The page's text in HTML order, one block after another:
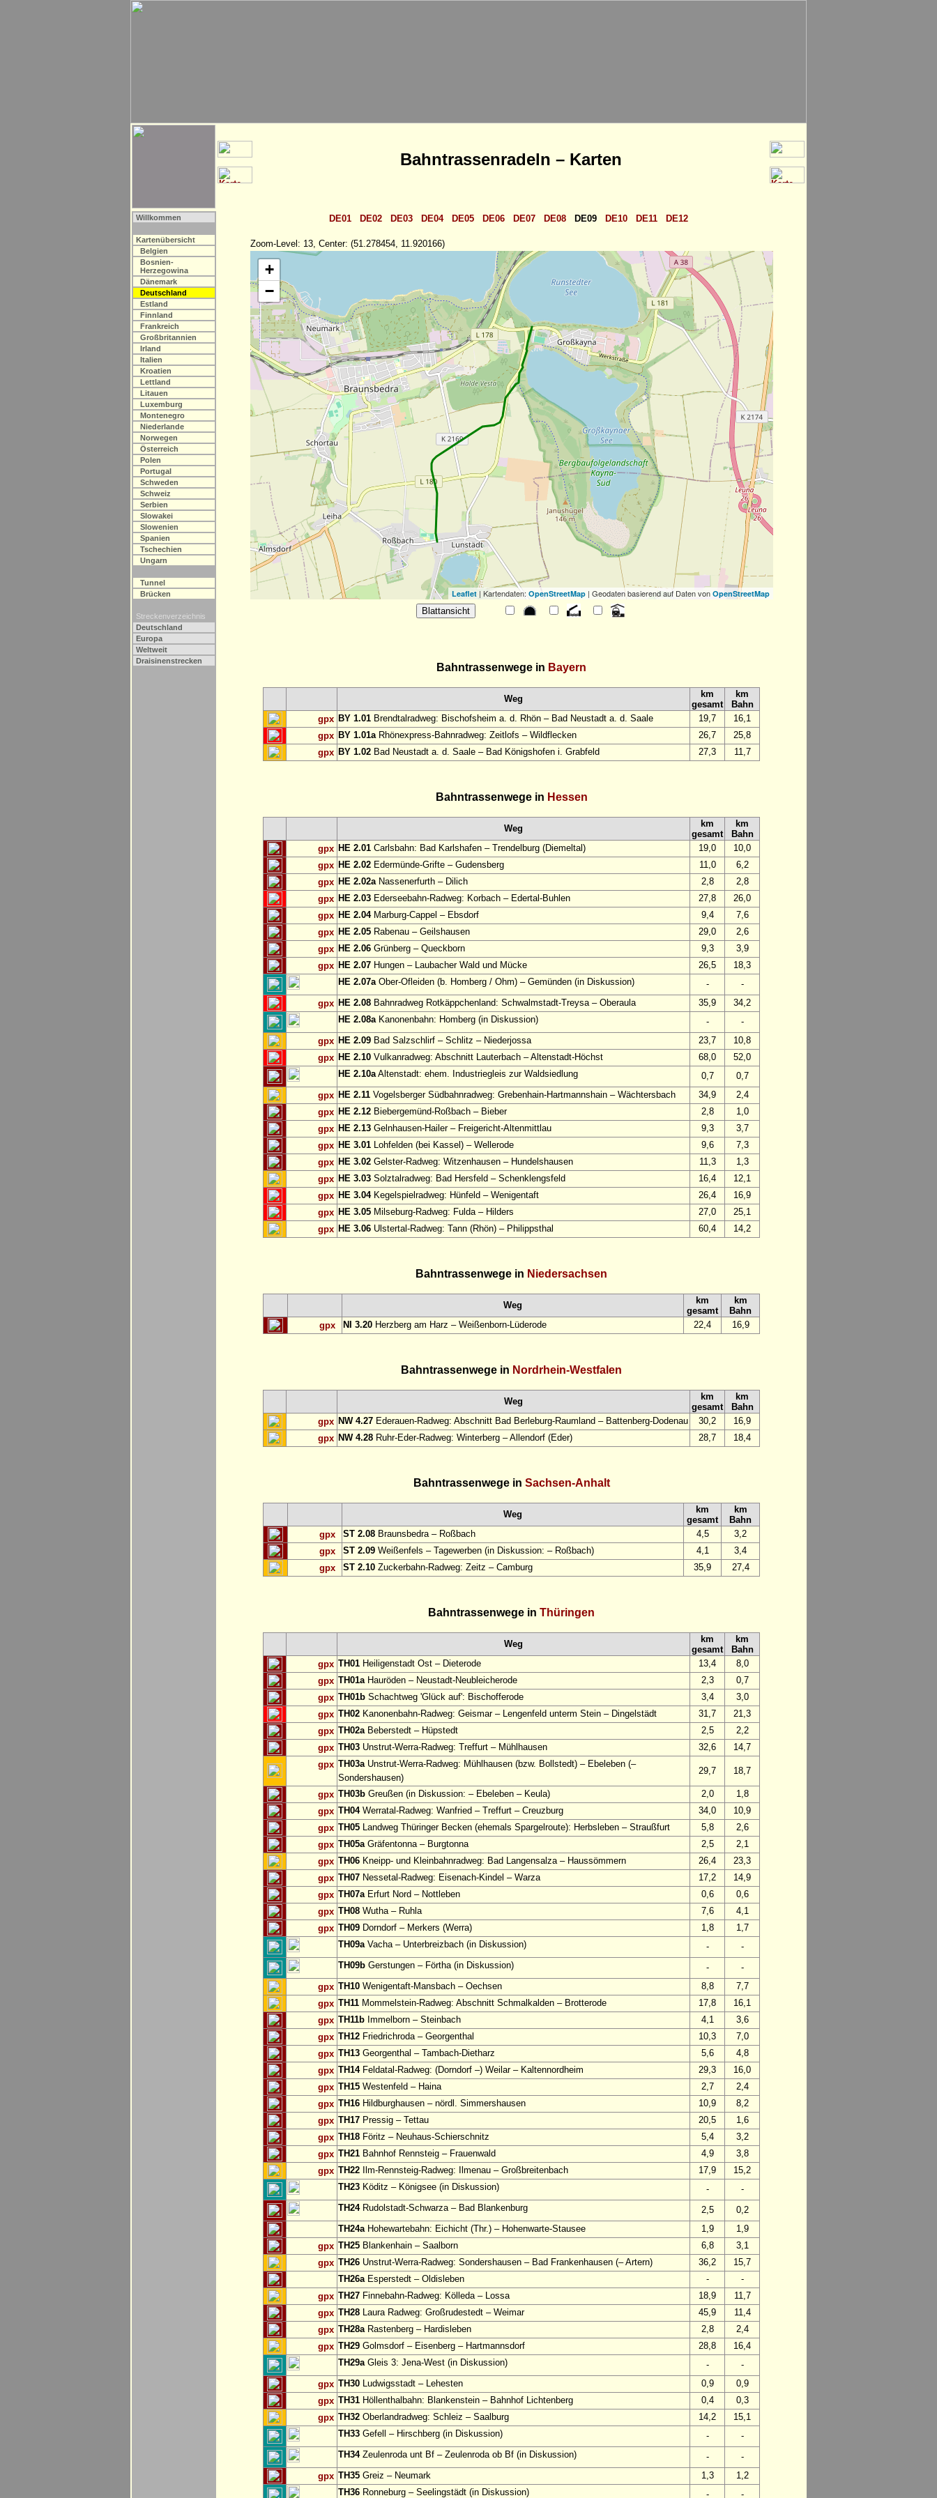
Bahntrassenradeln – Karten
Willkommen
Kartenübersicht
Belgien
Bosnien-
Herzegowina
Dänemark
Deutschland
Estland
Finnland
Frankreich
Großbritannien
Irland
Italien
Kroatien
Lettland
Litauen
Luxemburg
Montenegro
Niederlande
Norwegen
Österreich
Polen
Portugal
Schweden
Schweiz
Serbien
Slowakei
Slowenien
Spanien
Tschechien
Ungarn
Tunnel
Brücken
Streckenverzeichnis
Deutschland
Europa
Weltweit
Draisinenstrecken
DE01 DE02 DE03 DE04 DE05 DE06 DE07 DE08 DE09 DE10 DE11 DE12
Zoom-Level: 13, Center: (51.278454, 11.920166)
+
−
Leaflet| Kartendaten: OpenStreetMap| Geodaten basierend auf Daten von OpenStreetMap
Bahntrassenwege in Bayern
Weg
km
gesamt
km
Bahn
gpx BY 1.01 Brendtalradweg: Bischofsheim a. d. Rhön – Bad Neustadt a. d. Saale 19,7
16,1
gpx BY 1.01aRhönexpress-Bahnradweg: Zeitlofs – Wildflecken 26,7
25,8
gpx BY 1.02 Bad Neustadt a. d. Saale – Bad Königshofen i. Grabfeld 27,3 11,7
Bahntrassenwege in Hessen
Weg
km
gesamt
km
Bahn
gpx HE 2.01 Carlsbahn: Bad Karlshafen – Trendelburg (Diemeltal) 19,0
10,0
gpx HE 2.02 Edermünde-Grifte – Gudensberg 11,0
6,2
gpx HE 2.02aNassenerfurth – Dilich 2,8
2,8
gpx HE 2.03 Ederseebahn-Radweg: Korbach – Edertal-Buhlen 27,8
26,0
gpx HE 2.04Marburg-Cappel – Ebsdorf 9,4
7,6
gpx HE 2.05 Rabenau – Geilshausen 29,0
2,6
gpx HE 2.06 Grünberg – Queckborn 9,3
3,9
gpx HE 2.07 Hungen – Laubacher Wald und Mücke 26,5
18,3
HE 2.07aOber-Ofleiden (b. Homberg / Ohm) – Gemünden (in Diskussion) -
-
gpx HE 2.08 Bahnradweg Rotkäppchenland: Schwalmstadt-Treysa – Oberaula 35,9
34,2
HE 2.08aKanonenbahn: Homberg (in Diskussion) -
-
gpx HE 2.09 Bad Salzschlirf – Schlitz – Niederjossa 23,7
10,8
gpx HE 2.10 Vulkanradweg: Abschnitt Lauterbach – Altenstadt-Höchst 68,0
52,0
HE 2.10aAltenstadt: ehem. Industriegleis zur Waldsiedlung 0,7
0,7
gpx HE 2.11 Vogelsberger Südbahnradweg: Grebenhain-Hartmannshain – Wächtersbach 34,9
2,4
gpx HE 2.12 Biebergemünd-Roßbach – Bieber 2,8
1,0
gpx HE 2.13 Gelnhausen-Hailer – Freigericht-Altenmittlau 9,3
3,7
gpx HE 3.01 Lohfelden (bei Kassel) – Wellerode 9,6
7,3
gpx HE 3.02 Gelster-Radweg: Witzenhausen – Hundelshausen 11,3
1,3
gpx HE 3.03 Solztalradweg: Bad Hersfeld – Schenklengsfeld 16,4
12,1
gpx HE 3.04Kegelspielradweg: Hünfeld – Wenigentaft 26,4
16,9
gpx HE 3.05 Milseburg-Radweg: Fulda – Hilders 27,0
25,1
gpx HE 3.06 Ulstertal-Radweg: Tann (Rhön) – Philippsthal 60,4 14,2
Bahntrassenwege in Niedersachsen
Weg
km
gesamt
km
Bahn
gpx
NI 3.20 Herzberg am Harz – Weißenborn-Lüderode 22,4 16,9
Bahntrassenwege in Nordrhein-Westfalen
Weg
km
gesamt
km
Bahn
gpx NW 4.27 Ederauen-Radweg: Abschnitt Bad Berleburg-Raumland – Battenberg-Dodenau 30,2
16,9
gpx NW 4.28 Ruhr-Eder-Radweg: Winterberg – Allendorf (Eder) 28,7 18,4
Bahntrassenwege in Sachsen-Anhalt
Weg
km
gesamt
km
Bahn
gpx
ST 2.08 Braunsbedra – Roßbach 4,5
3,2
gpx
ST 2.09 Weißenfels – Tagewerben (in Diskussion: – Roßbach) 4,1
3,4
gpx
ST 2.10 Zuckerbahn-Radweg: Zeitz – Camburg 35,9 27,4
Bahntrassenwege in Thüringen
Weg
km
gesamt
km
Bahn
gpx TH01 Heiligenstadt Ost – Dieterode 13,4
8,0
gpx TH01aHauröden – Neustadt-Neubleicherode 2,3
0,7
gpx TH01b Schachtweg 'Glück auf': Bischofferode 3,4
3,0
gpx TH02 Kanonenbahn-Radweg: Geismar – Lengenfeld unterm Stein – Dingelstädt 31,7
21,3
gpx TH02aBeberstedt – Hüpstedt 2,5
2,2
gpx TH03 Unstrut-Werra-Radweg: Treffurt – Mühlhausen 32,6
14,7
gpx TH03aUnstrut-Werra-Radweg: Mühlhausen (bzw. Bollstedt) – Ebeleben (–
Sondershausen)
29,7 18,7
gpx TH03b Greußen (in Diskussion: – Ebeleben – Keula) 2,0
1,8
gpx TH04Werratal-Radweg: Wanfried – Treffurt – Creuzburg 34,0
10,9
gpx TH05 Landweg Thüringer Becken (ehemals Spargelroute): Herbsleben – Straußfurt 5,8
2,6
gpx TH05aGräfentonna – Burgtonna 2,5
2,1
gpx TH06 Kneipp- und Kleinbahnradweg: Bad Langensalza – Haussömmern 26,4
23,3
gpx TH07 Nessetal-Radweg: Eisenach-Kindel – Warza 17,2
14,9
gpx TH07aErfurt Nord – Nottleben 0,6
0,6
gpx TH08 Wutha – Ruhla 7,6
4,1
gpx TH09 Dorndorf – Merkers (Werra) 1,8
1,7
TH09aVacha – Unterbreizbach (in Diskussion) -
-
TH09b Gerstungen – Förtha (in Diskussion) -
-
gpx TH10 Wenigentaft-Mansbach – Oechsen 8,8
7,7
gpx TH11 Mommelstein-Radweg: Abschnitt Schmalkalden – Brotterode 17,8
16,1
gpx TH11b Immelborn – Steinbach 4,1
3,6
gpx TH12 Friedrichroda – Georgenthal 10,3
7,0
gpx TH13 Georgenthal – Tambach-Dietharz 5,6
4,8
gpx TH14Feldatal-Radweg: (Dorndorf –) Weilar – Kaltennordheim 29,3
16,0
gpx TH15 Westenfeld – Haina 2,7
2,4
gpx TH16 Hildburghausen – nördl. Simmershausen 10,9
8,2
gpx TH17 Pressig – Tettau 20,5
1,6
gpx TH18 Föritz – Neuhaus-Schierschnitz 5,4
3,2
gpx TH21 Bahnhof Rennsteig – Frauenwald 4,9
3,8
gpx TH22 Ilm-Rennsteig-Radweg: Ilmenau – Großbreitenbach 17,9
15,2
TH23 Köditz – Königsee (in Diskussion) -
-
TH24Rudolstadt-Schwarza – Bad Blankenburg 2,5
0,2
TH24aHohewartebahn: Eichicht (Thr.) – Hohenwarte-Stausee 1,9
1,9
gpx TH25 Blankenhain – Saalborn 6,8
3,1
gpx TH26 Unstrut-Werra-Radweg: Sondershausen – Bad Frankenhausen (– Artern) 36,2
15,7
TH26aEsperstedt – Oldisleben -
-
gpx TH27 Finnebahn-Radweg: Kölleda – Lossa 18,9
11,7
gpx TH28 Laura Radweg: Großrudestedt – Weimar 45,9
11,4
gpx TH28aRastenberg – Hardisleben 2,8
2,4
gpx TH29 Golmsdorf – Eisenberg – Hartmannsdorf 28,8
16,4
TH29aGleis 3: Jena-West (in Diskussion) -
-
gpx TH30 Ludwigsstadt – Lehesten 0,9
0,9
gpx TH31 Höllenthalbahn: Blankenstein – Bahnhof Lichtenberg 0,4
0,3
gpx TH32 Oberlandradweg: Schleiz – Saalburg 14,2
15,1
TH33 Gefell – Hirschberg (in Diskussion) -
-
TH34Zeulenroda unt Bf – Zeulenroda ob Bf (in Diskussion) -
-
gpx TH35 Greiz – Neumark 1,3
1,2
TH36 Ronneburg – Seelingstädt (in Diskussion) - -